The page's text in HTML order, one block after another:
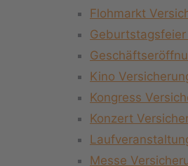
Flohmarkt
Kino
Kongress
Konzert
Messe